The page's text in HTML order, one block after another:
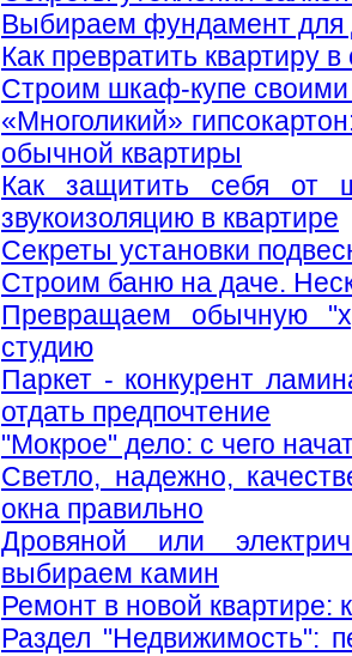
Выбираем фундамент для
Как превратить квартиру
Строим шкаф-купе
«Многоликий»
обычной квартиры
Как защитить себя от
звукоизоляцию в квартире
Секреты установки
Строим баню на даче.
Превращаем обычную
студию
Паркет - конкурент
отдать предпочтение
"Мокрое" дело: с чего
Светло, надежно,
окна правильно
Дровяной или
выбираем камин
Ремонт в новой квартире:
Раздел "Недвижимость":